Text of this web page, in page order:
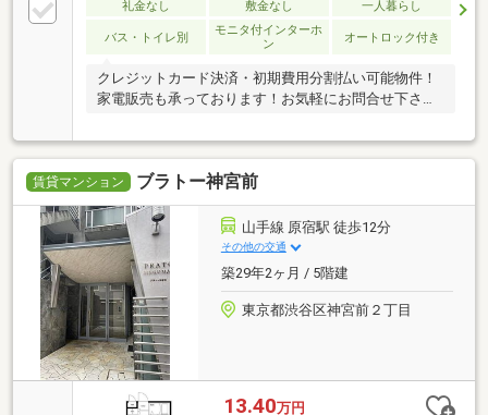
礼金なし 敷金なし 一人暮らし
バス・トイレ別
モニタ付インターホ
ン
オートロック付き
クレジットカード決済・初期費用分割払い可能物件！
家電販売も承っております！お気軽にお問合せ下さ
賃貸マンション ブラトー神宮前
山手線 原宿駅 徒歩12分
その他の交通
築29年2ヶ月 / 5階建
東京都渋谷区神宮前２丁目
13.40万円